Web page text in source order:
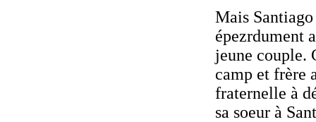
Mais
épezrdument
jeune couple.
camp et frère
fraternelle à
sa soeur à